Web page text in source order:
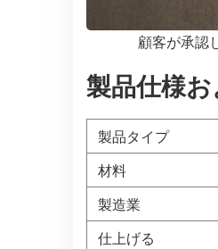
顧客が承認
製品仕様
製品タイプ
材料
製造業
仕上げる